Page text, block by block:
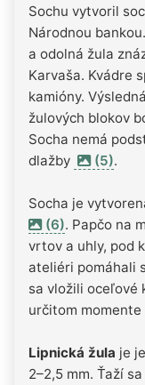
Sochu vytvoril
Národnou
a odolná žula
Karvaša. Kvádre
kamióny.
žulových blokov
Socha nemá
dlažby
(5).
Socha je
(6). Papčo na
vrtov a uhly, pod
ateliéri pomáhali
sa vložili oceľové
určitom
Lipnická žula je
2–2,5 mm. Ťaží